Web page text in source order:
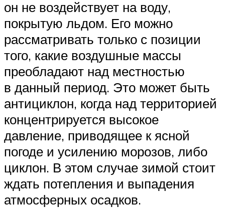
он не воздействует на воду,
покрытую льдом. Его можно
рассматривать только с позиции
того, какие воздушные массы
преобладают над местностью
в данный период. Это может быть
антициклон, когда над территорией
концентрируется высокое
давление, приводящее к ясной
погоде и усилению морозов, либо
циклон. В этом случае зимой стоит
ждать потепления и выпадения
атмосферных осадков.